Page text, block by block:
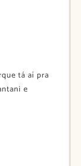
tá aí pra
e